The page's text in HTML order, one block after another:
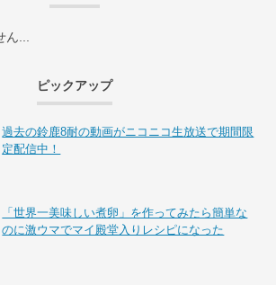
...
ピックアップ
過去の鈴鹿8耐の動画がニコニコ生放送で期間限
定配信中！
「世界一美味しい煮卵」を作ってみたら簡単な
のに激ウマでマイ殿堂入りレシピになった